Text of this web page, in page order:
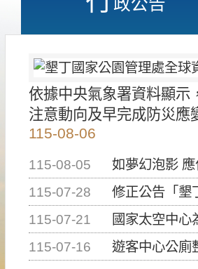
依據中央氣象署資料顯示
注意動向及早完成防災應
115-08-06
115-08-05
如夢幻泡影
115-07-28
修正公告「墾丁國家公
115-07-21
國家太空中心為辦理
115-07-16
遊客中心公廁